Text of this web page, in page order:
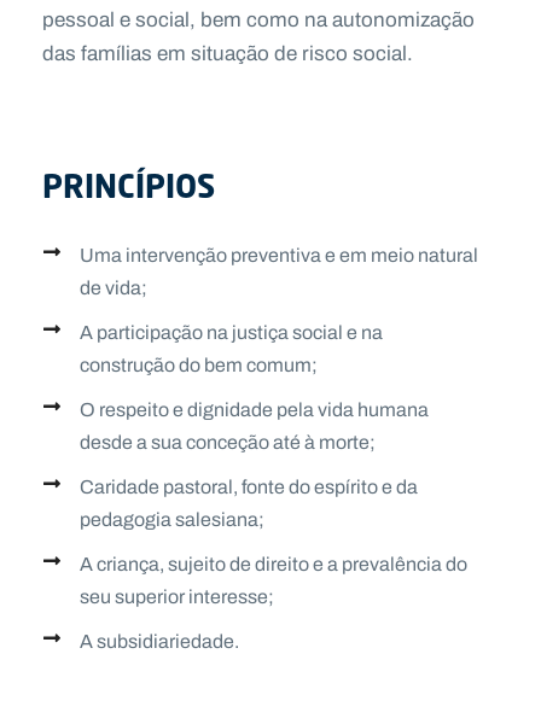
pessoal e social, bem como na autonomização
das famílias em situação de risco social.
PRINCÍPIOS
Uma intervenção preventiva e em meio natural
de vida;
A participação na justiça social e na
construção do bem comum;
O respeito e dignidade pela vida humana
desde a sua conceção até à morte;
Caridade pastoral, fonte do espírito e da
pedagogia salesiana;
A criança, sujeito de direito e a prevalência do
seu superior interesse;
A subsidiariedade.